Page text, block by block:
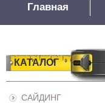
Главная
КАТАЛОГ
САЙДИНГ